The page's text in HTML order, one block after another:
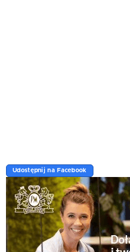
Udostępnij na Facebook